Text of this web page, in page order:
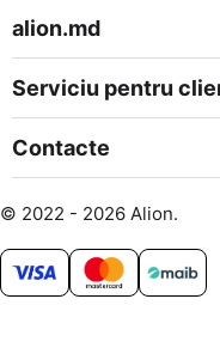
alion.md
Serviciu pentru
Contacte
© 2022 - 2026 Alion.